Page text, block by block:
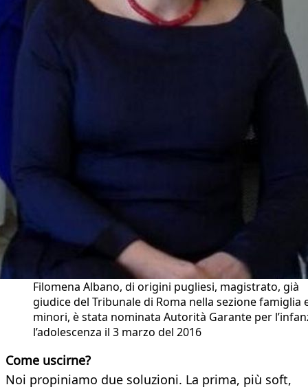
Filomena Albano, di origini pugliesi, magistrato, già
giudice del Tribunale di Roma nella sezione famiglia
minori, è stata nominata Autorità Garante per
l’adolescenza il 3 marzo del 2016
Come uscirne?
Noi propiniamo due soluzioni. La prima, più soft,